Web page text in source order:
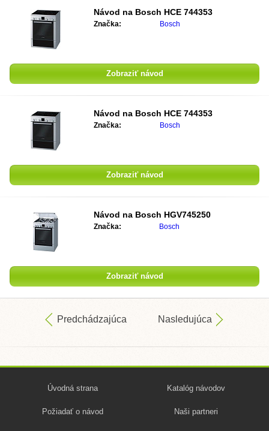
Návod na Bosch HCE 744353
Značka: Bosch
Zobraziť návod
Návod na Bosch HCE 744353
Značka: Bosch
Zobraziť návod
Návod na Bosch HGV745250
Značka: Bosch
Zobraziť návod
Predchádzajúca Nasledujúca
Úvodná strana Katalóg návodov
Požiadať o návod Naši partneri